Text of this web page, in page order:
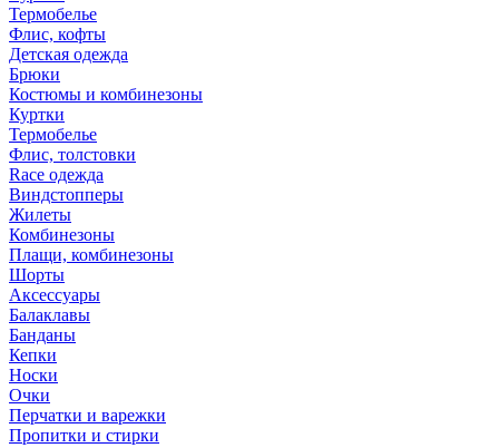
Термобелье
Флис, кофты
Детская одежда
Брюки
Костюмы и комбинезоны
Куртки
Термобелье
Флис, толстовки
Race одежда
Виндстопперы
Жилеты
Комбинезоны
Плащи, комбинезоны
Шорты
Аксессуары
Балаклавы
Банданы
Кепки
Носки
Очки
Перчатки и варежки
Пропитки и стирки